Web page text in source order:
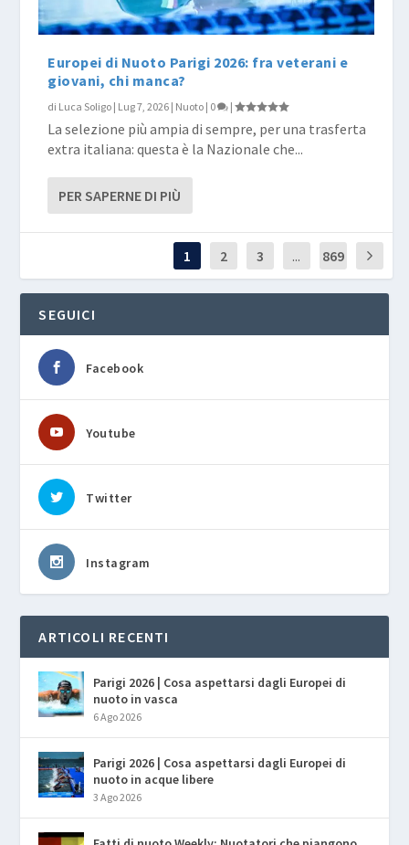
Europei di Nuoto Parigi 2026: fra veterani e
giovani, chi manca?
di Luca Soligo | Lug 7, 2026 | Nuoto | 0 |
La selezione più ampia di sempre, per una trasferta
extra italiana: questa è la Nazionale che...
PER SAPERNE DI PIÙ
1 2 3 ... 869
SEGUICI
Facebook
Youtube
Twitter
Instagram
ARTICOLI RECENTI
Parigi 2026 | Cosa aspettarsi dagli Europei di
nuoto in vasca
6 Ago 2026
Parigi 2026 | Cosa aspettarsi dagli Europei di
nuoto in acque libere
3 Ago 2026